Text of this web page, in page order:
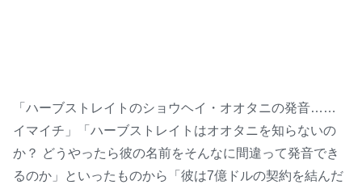
「ハーブストレイトのショウヘイ・オオタニの発音……
イマイチ」「ハーブストレイトはオオタニを知らないの
か？ どうやったら彼の名前をそんなに間違って発音でき
るのか」といったものから「彼は7億ドルの契約を結んだ